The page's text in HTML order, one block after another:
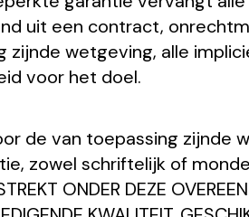
uit een contract,
wetgeving, alle
voor het doel.
de van toepassing zijnde
zowel schriftelijk of
ONDER DEZE